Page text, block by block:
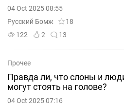
04 Oct 2025 08:55
Русский Бомж
18
122
2 13
Прочее
Правда ли, что слоны и
могут стоять на голове?
04 Oct 2025 07:16